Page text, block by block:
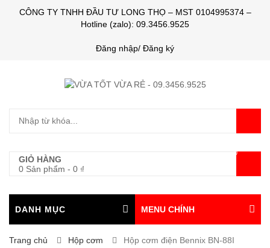
CÔNG TY TNHH ĐẦU TƯ LONG THỌ – MST 0104995374 –
Hotline (zalo): 09.3456.9525
Đăng nhập/ Đăng ký
GIỎ HÀNG
0 Sản phẩm - 0 ₫
0
DANH MỤC MENU CHÍNH
Trang chủ Hộp cơm Hộp cơm điện Bennix BN-88I